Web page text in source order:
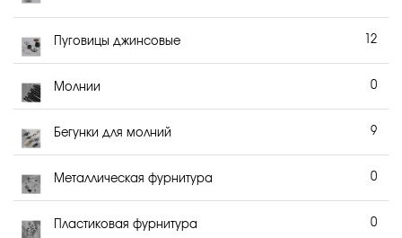
Пуговицы джинсовые 12
Молнии 0
Бегунки для молний 9
Металлическая фурнитура 0
Пластиковая фурнитура 0